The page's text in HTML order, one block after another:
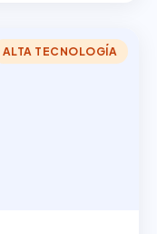
ALTA TECNOLOGÍA